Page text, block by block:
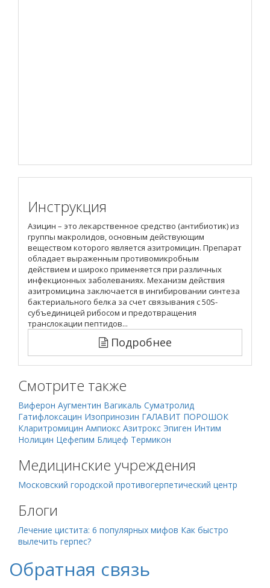
Инструкция
Азицин – это лекарственное средство (антибиотик) из
группы макролидов, основным действующим
веществом которого является азитромицин. Препарат
обладает выраженным противомикробным
действием и широко применяется при различных
инфекционных заболеваниях. Механизм действия
азитромицина заключается в ингибировании синтеза
бактериального белка за счет связывания с 50S-
субъединицей рибосом и предотвращения
транслокации пептидов...
Подробнее
Смотрите также
Виферон Аугментин Вагикаль Суматролид
Гатифлоксацин Изопринозин ГАЛАВИТ ПОРОШОК
Кларитромицин Ампиокс Азитрокс Эпиген Интим
Нолицин Цефепим Блицеф Термикон
Медицинские учреждения
Московский городской противогерпетический центр
Блоги
Лечение цистита: 6 популярных мифов Как быстро
вылечить герпес?
Обратная связь